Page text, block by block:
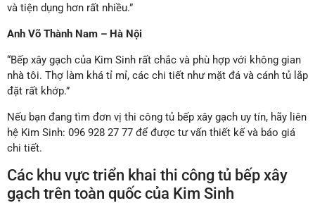
và tiện dụng hơn rất nhiều.”
Anh Võ Thành Nam – Hà Nội
“Bếp xây gạch của Kim Sinh rất chắc và phù hợp với không gian
nhà tôi. Thợ làm khá tỉ mỉ, các chi tiết như mặt đá và cánh tủ lắp
đặt rất khớp.”
Nếu bạn đang tìm đơn vị thi công tủ bếp xây gạch uy tín, hãy liên
hệ Kim Sinh: 096 928 27 77 để được tư vấn thiết kế và báo giá
chi tiết.
Các khu vực triển khai thi công tủ bếp xây
gạch trên toàn quốc của Kim Sinh